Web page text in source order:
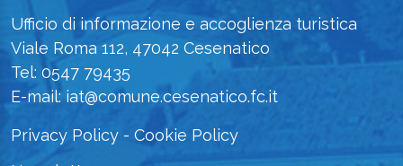
Ufficio di informazione e accoglienza turistica
Viale Roma 112, 47042 Cesenatico
Tel: 0547 79435
E-mail: iat@comune.cesenatico.fc.it
Privacy Policy - Cookie Policy